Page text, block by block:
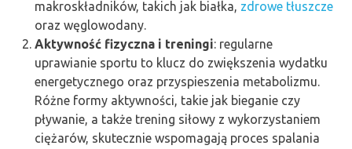
makroskładników, takich jak białka, zdrowe tłuszcze
oraz węglowodany.
Aktywność fizyczna i treningi: regularne
uprawianie sportu to klucz do zwiększenia wydatku
energetycznego oraz przyspieszenia metabolizmu.
Różne formy aktywności, takie jak bieganie czy
pływanie, a także trening siłowy z wykorzystaniem
ciężarów, skutecznie wspomagają proces spalania